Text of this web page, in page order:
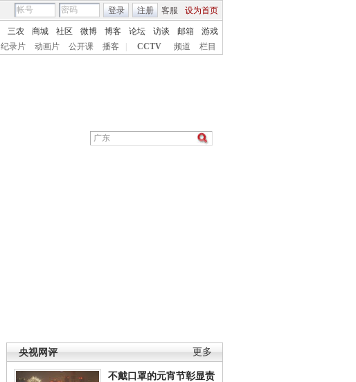
客服 设为首页
登录 注册
三农 商城 社区 微博 博客 论坛 访谈 邮箱
游戏
纪录片 动画片 公开课 播客 CCTV 频道 栏目
更多
央视网评
不戴口罩的元宵节彰显责